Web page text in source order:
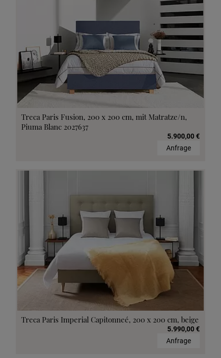
Treca Paris Fusion, 200 x 200 cm, mit Matratze/n,
Piuma Blanc 2027637
5.900,00 €
Anfrage
Treca Paris Imperial Capitonneé, 200 x 200 cm, beige
5.990,00 €
Anfrage